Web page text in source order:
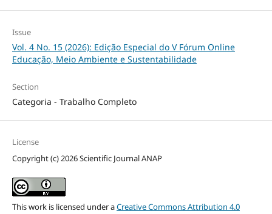
Issue
Vol. 4 No. 15 (2026): Edição Especial do V Fórum Online
Educação, Meio Ambiente e Sustentabilidade
Section
Categoria - Trabalho Completo
License
Copyright (c) 2026 Scientific Journal ANAP
This work is licensed under aCreative Commons Attribution 4.0